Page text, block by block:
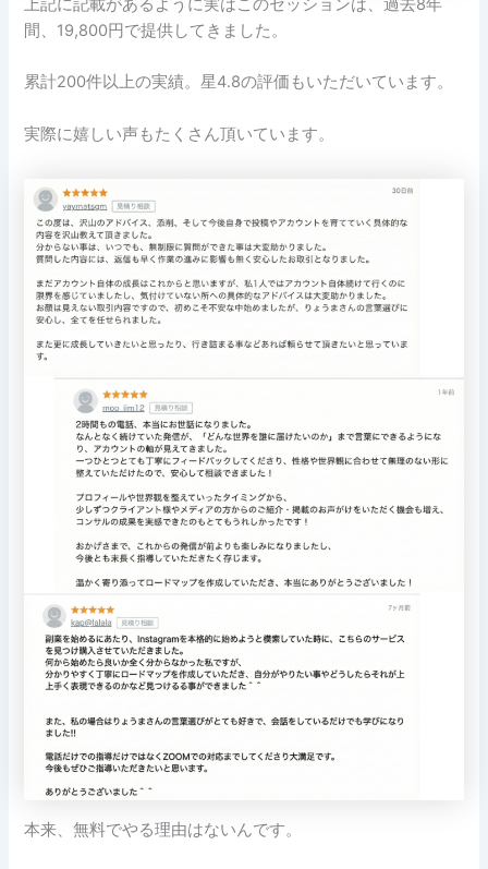
上記に記載があるように実はこのセッションは、過去8年
間、19,800円で提供してきました。
累計200件以上の実績。星4.8の評価もいただいています。
実際に嬉しい声もたくさん頂いています。
本来、無料でやる理由はないんです。